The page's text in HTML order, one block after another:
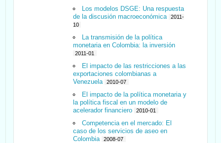
Los modelos DSGE: Una respuesta
de la discusión macroeconómica
2011-
10
La transmisión de la política
monetaria en Colombia: la inversión
2011-01
El impacto de las restricciones a las
exportaciones colombianas a
Venezuela
2010-07
El impacto de la política monetaria y
la política fiscal en un modelo de
acelerador financiero
2010-01
Competencia en el mercado: El
caso de los servicios de aseo en
Colombia
2008-07